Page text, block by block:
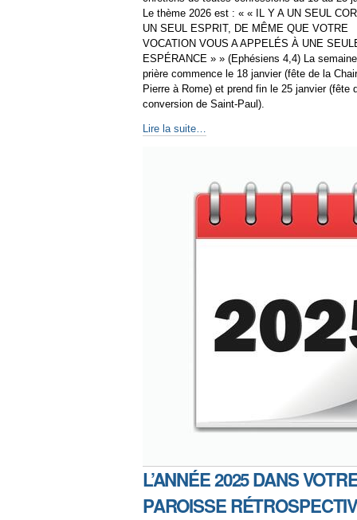
Le thème 2026 est : « « IL Y A UN SEUL
UN SEUL ESPRIT, DE MÊME QUE VOTRE
VOCATION VOUS A APPELÉS À UNE
ESPÉRANCE » » (Ephésiens 4,4) La
prière commence le 18 janvier (fête de la
Pierre à Rome) et prend fin le 25 janvier (fête
conversion de Saint-Paul).
Lire la suite…
L’ANNÉE 2025 DANS
PAROISSE